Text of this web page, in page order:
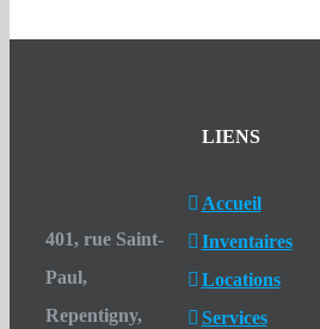
401, rue Saint-
Paul,
Repentigny,
LIENS
Accueil
Inventaires
Locations
Services